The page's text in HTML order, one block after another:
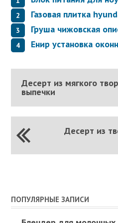
Газовая плитка
Груша чижовская
Енир установка
Десерт из мягкого
выпечки
Десерт из
ПОПУЛЯРНЫЕ ЗАПИСИ